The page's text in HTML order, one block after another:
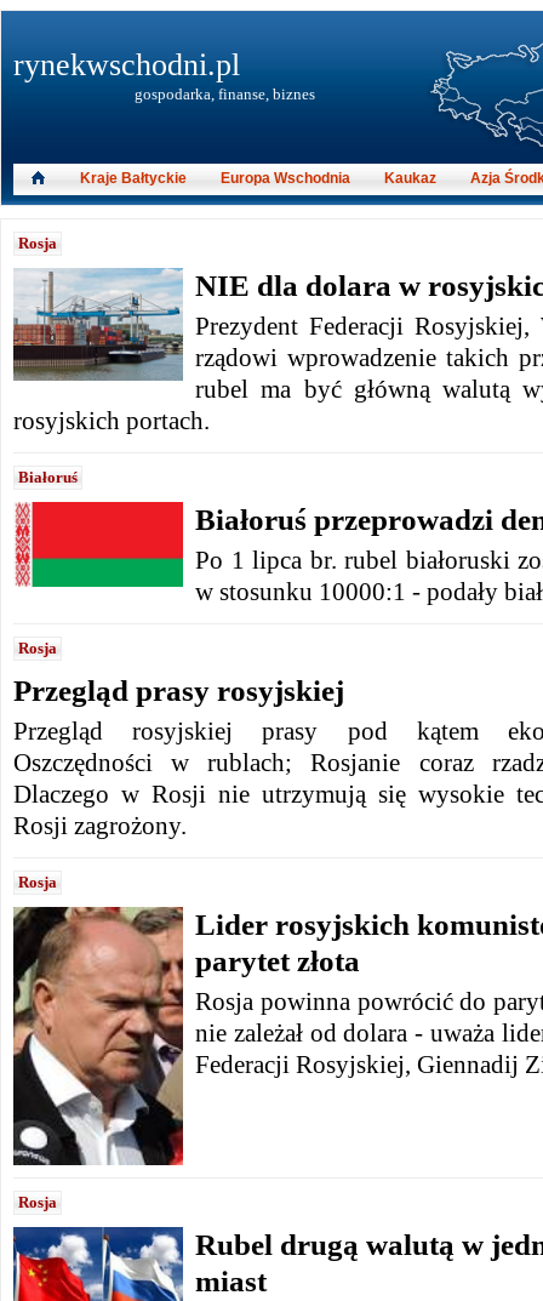
Rosja
NIE dla dolara w
Prezydent Federacji
rządowi wprowadzenie takich
rubel ma być główną walutą
rosyjskich portach.
Białoruś
Białoruś przeprowadzi
Po 1 lipca br. rubel białoruski
w stosunku 10000:1 - podały
Rosja
Przegląd prasy rosyjskiej
Przegląd rosyjskiej prasy pod kątem
Oszczędności w rublach; Rosjanie coraz
Dlaczego w Rosji nie utrzymują się wysokie
Rosji zagrożony.
Rosja
Lider rosyjskich
parytet złota
Rosja powinna powrócić do
nie zależał od dolara - uważa
Federacji Rosyjskiej, Giennadij
Rosja
Rubel drugą walutą w
miast
rynekwschodni.pl
gospodarka, finanse, biznes
Kraje Bałtyckie Europa Wschodnia Kaukaz Azja